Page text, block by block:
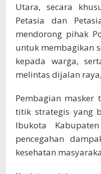
Utara, secara
Petasia dan
mendorong pihak
untuk membagikan
kepada warga,
melintas dijalan
Pembagian
titik strategis yang
Ibukota
pencegahan
kesehatan